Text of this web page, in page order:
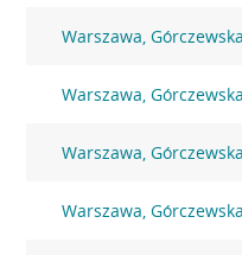
Warszawa,
Warszawa,
Warszawa,
Warszawa,